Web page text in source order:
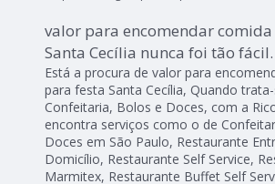
valor para encomendar
Santa Cecília nunca foi tão fácil.
Está a procura de valor para
para festa Santa Cecília, Quando
Confeitaria, Bolos e Doces, com a
encontra serviços como o de
Doces em São Paulo, Restaurante
Domicílio, Restaurante Self Service,
Marmitex, Restaurante Buffet Self